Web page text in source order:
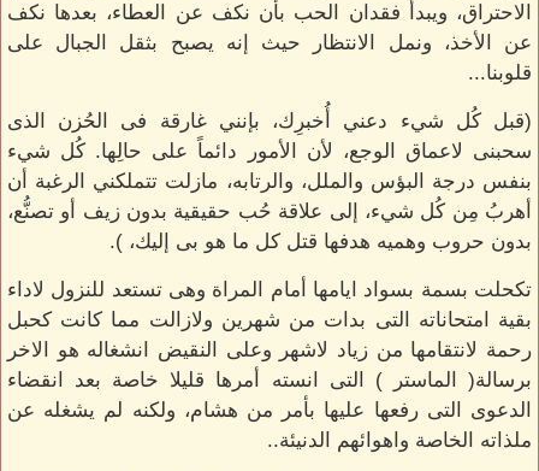
الاحتراق، ويبدأ فقدان الحب بأن نكف عن العطاء، بعدها نكف
عن الأخذ، ونمل الانتظار حيث إنه يصبح بثقل الجبال على
قلوبنا...
(قبل كُل شيء دعني أُخبرِك، بإنني غارقة فى الحُزن الذى
سحبنى لاعماق الوجع، لأن الأمور دائماً على حالِها. كُل شيء
بنفس درجة البؤس والملل، والرتابه، مازلت تتملكني الرغبة أن
أهربُ مِن كُل شيء، إلى علاقة حُب حقيقية بدون زيف أو تصنُّع،
بدون حروب وهميه هدفها قتل كل ما هو بى إليك، ).
تكحلت بسمة بسواد ايامها أمام المراة وهى تستعد للنزول لاداء
بقية امتحاناته التى بدات من شهرين ولازالت مما كانت كحبل
رحمة لانتقامها من زياد لاشهر وعلى النقيض انشغاله هو الاخر
برسالة( الماستر ) التى انسته أمرها قليلا خاصة بعد انقضاء
الدعوى التى رفعها عليها بأمر من هشام، ولكنه لم يشغله عن
ملذاته الخاصة واهوائهم الدنيئة..